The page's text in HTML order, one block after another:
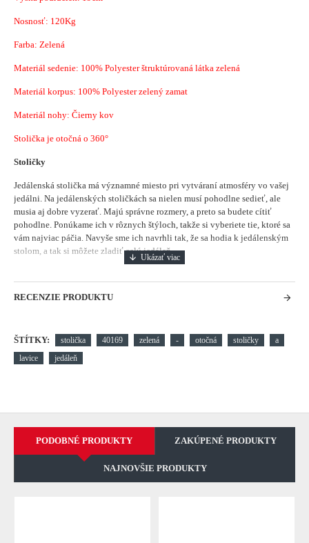
Nosnosť: 120Kg
Farba: Zelená
Materiál sedenie: 100% Polyester štruktúrovaná látka zelená
Materiál korpus: 100% Polyester zelený zamat
Materiál nohy: Čierny kov
Stolička je otočná o 360°
Stoličky
Jedálenská stolička má významné miesto pri vytváraní atmosféry vo vašej
jedálni. Na jedálenských stoličkách sa nielen musí pohodlne sedieť, ale
musia aj dobre vyzerať. Majú správne rozmery, a preto sa budete cítiť
pohodlne. Ponúkame ich v rôznych štýloch, takže si vyberiete tie, ktoré sa
vám najviac páčia. Navyše sme ich navrhli tak, že sa hodia k jedálenským
stolom, a tak si môžete zladiť celú jedáleň.
RECENZIE PRODUKTU
ŠTÍTKY: stolička 40169 zelená - otočná stoličky
a
lavice
jedáleň
PODOBNÉ PRODUKTY ZAKÚPENÉ PRODUKTY
NAJNOVŠIE PRODUKTY